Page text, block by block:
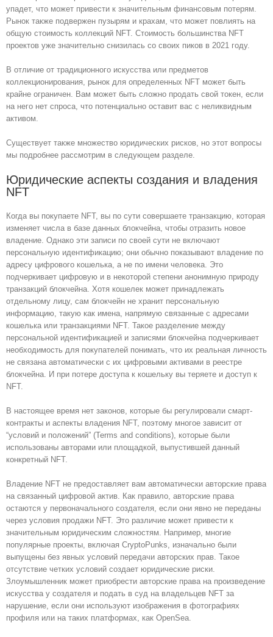
упадет, что может привести к значительным финансовым потерям.
Рынок также подвержен пузырям и крахам, что может повлиять на
общую стоимость коллекций NFT. Стоимость большинства NFT
проектов уже значительно снизилась со своих пиков в 2021 году.
В отличие от традиционного искусства или предметов
коллекционирования, рынок для определенных NFT может быть
крайне ограничен. Вам может быть сложно продать свой токен, если
на него нет спроса, что потенциально оставит вас с неликвидным
активом.
Существует также множество юридических рисков, но этот вопросы
мы подробнее рассмотрим в следующем разделе.
Юридические аспекты создания и владения
NFT
Когда вы покупаете NFT, вы по сути совершаете транзакцию, которая
изменяет числа в базе данных блокчейна, чтобы отразить новое
владение. Однако эти записи по своей сути не включают
персональную идентификацию; они обычно показывают владение по
адресу цифрового кошелька, а не по имени человека. Это
подчеркивает цифровую и в некоторой степени анонимную природу
транзакций блокчейна. Хотя кошелек может принадлежать
отдельному лицу, сам блокчейн не хранит персональную
информацию, такую ​​как имена, напрямую связанные с адресами
кошелька или транзакциями NFT. Такое разделение между
персональной идентификацией и записями блокчейна подчеркивает
необходимость для покупателей понимать, что их реальная личность
не связана автоматически с их цифровыми активами в реестре
блокчейна. И при потере доступа к кошельку вы теряете и доступ к
NFT.
В настоящее время нет законов, которые бы регулировали смарт-
контракты и аспекты владения NFT, поэтому многое зависит от
“условий и положений” (Terms and conditions), которые были
использованы авторами или площадкой, выпустившей данный
конкретный NFT.
Владение NFT не предоставляет вам автоматически авторские права
на связанный цифровой актив. Как правило, авторские права
остаются у первоначального создателя, если они явно не переданы
через условия продажи NFT. Это различие может привести к
значительным юридическим сложностям. Например, многие
популярные проекты, включая CryptoPunks, изначально были
выпущены без явных условий передачи авторских прав. Такое
отсутствие четких условий создает юридические риски.
Злоумышленник может приобрести авторские права на произведение
искусства у создателя и подать в суд на владельцев NFT за
нарушение, если они используют изображения в фотографиях
профиля или на таких платформах, как OpenSea.